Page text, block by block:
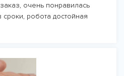
очень понравилась
робота достойная